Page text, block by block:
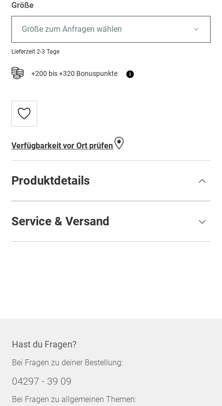
Größe
Größe zum Anfragen wählen
Lieferzeit 2-3 Tage
+200 bis +320 Bonuspunkte i
Zur
Wunschliste
Verfügbarkeit vor Ort prüfen
Produktdetails
Service & Versand
Hast du Fragen?
Bei Fragen zu deiner Bestellung:
04297 - 39 09
Bei Fragen zu allgemeinen Themen: